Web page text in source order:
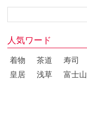
人気ワード
着物 茶道 寿司
皇居
浅草 富士山